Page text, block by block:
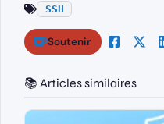
SSH
Soutenir
📚 Articles similaires